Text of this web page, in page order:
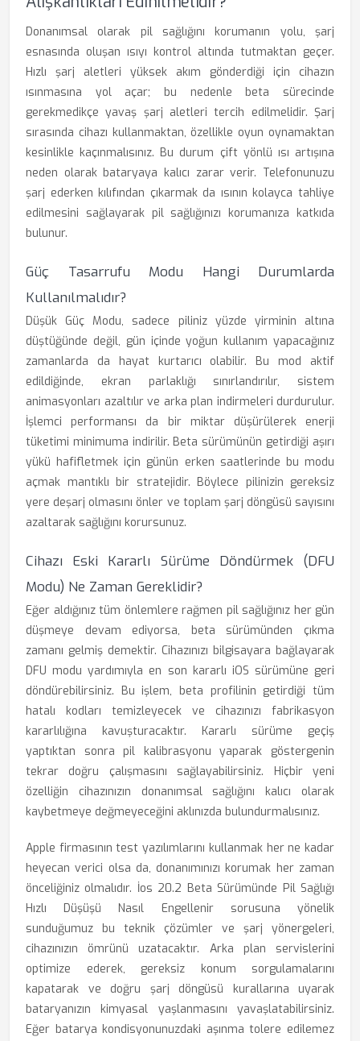
Donanımsal olarak pil sağlığını korumanın yolu, şarj
esnasında oluşan ısıyı kontrol altında tutmaktan geçer.
Hızlı şarj aletleri yüksek akım gönderdiği için cihazın
ısınmasına yol açar; bu nedenle beta sürecinde
gerekmedikçe yavaş şarj aletleri tercih edilmelidir. Şarj
sırasında cihazı kullanmaktan, özellikle oyun oynamaktan
kesinlikle kaçınmalısınız. Bu durum çift yönlü ısı artışına
neden olarak bataryaya kalıcı zarar verir. Telefonunuzu
şarj ederken kılıfından çıkarmak da ısının kolayca tahliye
edilmesini sağlayarak pil sağlığınızı korumanıza katkıda
bulunur.
Güç Tasarrufu Modu Hangi Durumlarda
Kullanılmalıdır?
Düşük Güç Modu, sadece piliniz yüzde yirminin altına
düştüğünde değil, gün içinde yoğun kullanım yapacağınız
zamanlarda da hayat kurtarıcı olabilir. Bu mod aktif
edildiğinde, ekran parlaklığı sınırlandırılır, sistem
animasyonları azaltılır ve arka plan indirmeleri durdurulur.
İşlemci performansı da bir miktar düşürülerek enerji
tüketimi minimuma indirilir. Beta sürümünün getirdiği aşırı
yükü hafifletmek için günün erken saatlerinde bu modu
açmak mantıklı bir stratejidir. Böylece pilinizin gereksiz
yere deşarj olmasını önler ve toplam şarj döngüsü sayısını
azaltarak sağlığını korursunuz.
Cihazı Eski Kararlı Sürüme Döndürmek (DFU
Modu) Ne Zaman Gereklidir?
Eğer aldığınız tüm önlemlere rağmen pil sağlığınız her gün
düşmeye devam ediyorsa, beta sürümünden çıkma
zamanı gelmiş demektir. Cihazınızı bilgisayara bağlayarak
DFU modu yardımıyla en son kararlı iOS sürümüne geri
döndürebilirsiniz. Bu işlem, beta profilinin getirdiği tüm
hatalı kodları temizleyecek ve cihazınızı fabrikasyon
kararlılığına kavuşturacaktır. Kararlı sürüme geçiş
yaptıktan sonra pil kalibrasyonu yaparak göstergenin
tekrar doğru çalışmasını sağlayabilirsiniz. Hiçbir yeni
özelliğin cihazınızın donanımsal sağlığını kalıcı olarak
kaybetmeye değmeyeceğini aklınızda bulundurmalısınız.
Apple firmasının test yazılımlarını kullanmak her ne kadar
heyecan verici olsa da, donanımınızı korumak her zaman
önceliğiniz olmalıdır. İos 20.2 Beta Sürümünde Pil Sağlığı
Hızlı Düşüşü Nasıl Engellenir sorusuna yönelik
sunduğumuz bu teknik çözümler ve şarj yönergeleri,
cihazınızın ömrünü uzatacaktır. Arka plan servislerini
optimize ederek, gereksiz konum sorgulamalarını
kapatarak ve doğru şarj döngüsü kurallarına uyarak
bataryanızın kimyasal yaşlanmasını yavaşlatabilirsiniz.
Eğer batarya kondisyonunuzdaki aşınma tolere edilemez